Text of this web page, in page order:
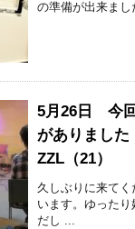
の準備が出来ま
5月26日 今
がありました
ZZL（21）
久しぶりに来て
います。ゆった
だし ...